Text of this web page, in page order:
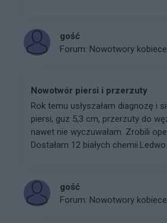
gość
Forum: Nowotwory kobiece
Nowotwór piersi i przerzuty
Rok temu usłyszałam diagnozę i
piersi, guz 5,3 cm, przerzuty do
nawet nie wyczuwałam. Zrobili
Dostałam 12 białych chemii.Ledwo
gość
Forum: Nowotwory kobiece